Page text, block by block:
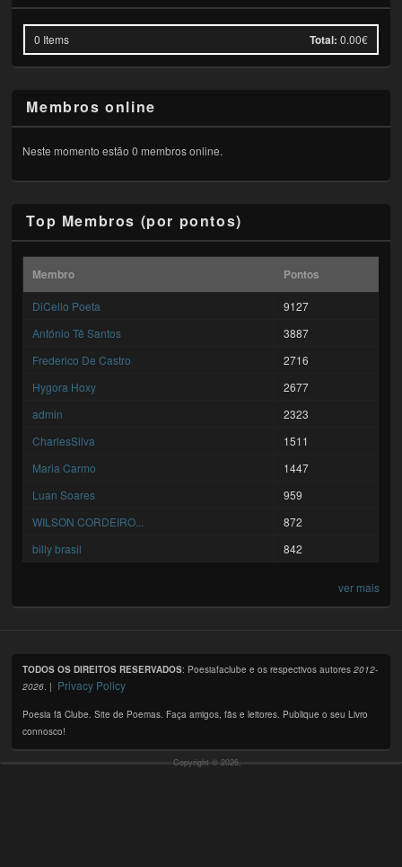
0 Items Total: 0.00€
Membros online
Neste momento estão 0 membros online.
Top Membros (por pontos)
Membro Pontos
DiCello Poeta
9127
António Tê Santos
3887
Frederico De Castro
2716
Hygora Hoxy
2677
admin
2323
CharlesSilva
1511
Maria Carmo
1447
Luan Soares
959
WILSON CORDEIRO...
872
billy brasil
842
ver mais
TODOS OS DIREITOS RESERVADOS: Poesiafaclube e os respectivos autores2012-
2026. | Privacy Policy
Poesia fã Clube. Site de Poemas. Faça amigos, fãs e leitores. Publique o seu Livro
connosco!
Copyright © 2026,